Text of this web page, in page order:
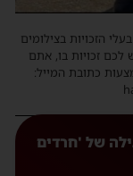
הזכויות בצילומים
לכם זכויות בו, אתם
כתובת המייל:
של 'חרדים